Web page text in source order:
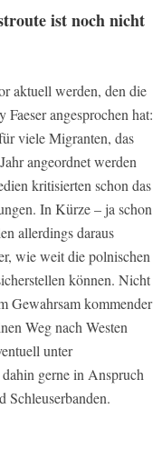
ist noch nicht
aktuell werden, den die
angesprochen hat:
viele Migranten, das
angeordnet werden
kritisierten schon das
In Kürze – ja schon
allerdings daraus
wie weit die polnischen
können. Nicht
Gewahrsam kommender
Weg nach Westen
unter
gerne in Anspruch
Schleuserbanden.